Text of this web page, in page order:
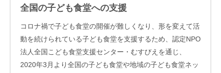
全国の子ども食堂への支援
コロナ禍で子ども食堂の開催が難しくなり、形を変えて活
動を続けられている子ども食堂を支援するため、認定NPO
法人全国こども食堂支援センター・むすびえを通じ、
2020年3月より全国の子ども食堂や地域の子ども食堂ネッ